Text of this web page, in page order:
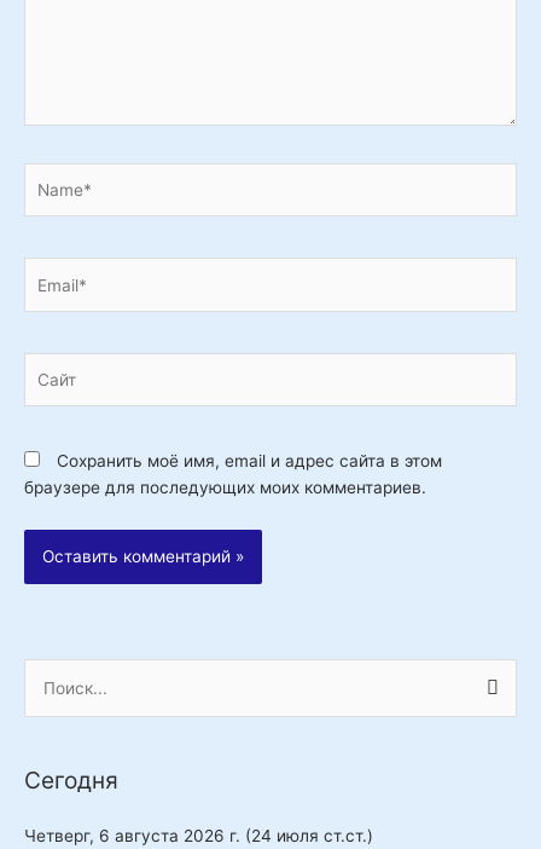
Сохранить моё имя, email и адрес сайта в этом
браузере для последующих моих комментариев.
с
Сегодня
Четверг, 6 августа 2026 г. (24 июля ст.ст.)